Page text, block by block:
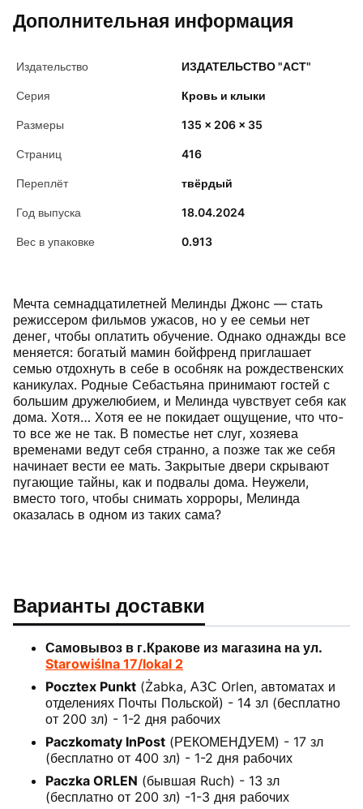
Дополнительная информация
Издательство ИЗДАТЕЛЬСТВО "АСТ"
Серия Кровь и клыки
Размеры 135 x 206 x 35
Страниц 416
Переплёт твёрдый
Год выпуска 18.04.2024
Вес в упаковке 0.913
Мечта семнадцатилетней Мелинды Джонс — стать
режиссером фильмов ужасов, но у ее семьи нет
денег, чтобы оплатить обучение. Однако однажды все
меняется: богатый мамин бойфренд приглашает
семью отдохнуть в себе в особняк на рождественских
каникулах. Родные Себастьяна принимают гостей с
большим дружелюбием, и Мелинда чувствует себя как
дома. Хотя… Хотя ее не покидает ощущение, что что-
то все же не так. В поместье нет слуг, хозяева
временами ведут себя странно, а позже так же себя
начинает вести ее мать. Закрытые двери скрывают
пугающие тайны, как и подвалы дома. Неужели,
вместо того, чтобы снимать хорроры, Мелинда
оказалась в одном из таких сама?
Варианты доставки
Самовывоз в г.Кракове из магазина на ул.
Starowiślna 17/lokal 2
Pocztex Punkt (Żabka, АЗС Orlen, автоматах и
отделениях Почты Польской) - 14 зл (бесплатно
от 200 зл) - 1-2 дня рабочих
Paczkomaty InPost (РЕКОМЕНДУЕМ) - 17 зл
(бесплатно от 400 зл) - 1-2 дня рабочих
Paczka ORLEN (бывшая Ruch) - 13 зл
(бесплатно от 200 зл) -1-3 дня рабочих